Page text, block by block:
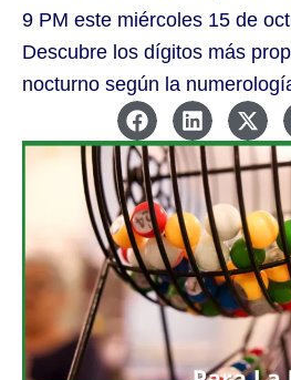
9 PM este miércoles 15 de
Descubre los dígitos más
nocturno según la